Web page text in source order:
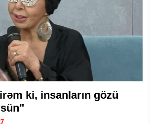
ki, insanların gözü